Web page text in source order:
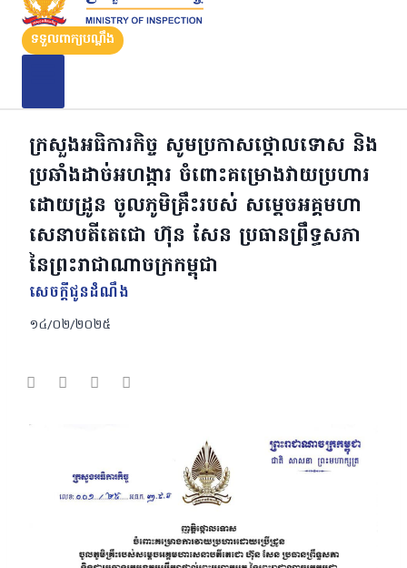
ទទួលពាក្យបណ្តឹង
ក្រសួងអធិការកិច្ច សូមប្រកាសថ្កោលទោស និង
ប្រឆាំងដាច់អហង្ការ ចំពោះគម្រោងវាយប្រហារ
ដោយដ្រូន ចូលភូមិគ្រឹះរបស់ សម្តេចអគ្គមហា
សេនាបតីតេជោ ហ៊ុន សែន ប្រធានព្រឹទ្ធសភា
នៃព្រះរាជាណាចក្រកម្ពុជា
សេចក្តីជូនដំណឹង
១៤/០២/២០២៥